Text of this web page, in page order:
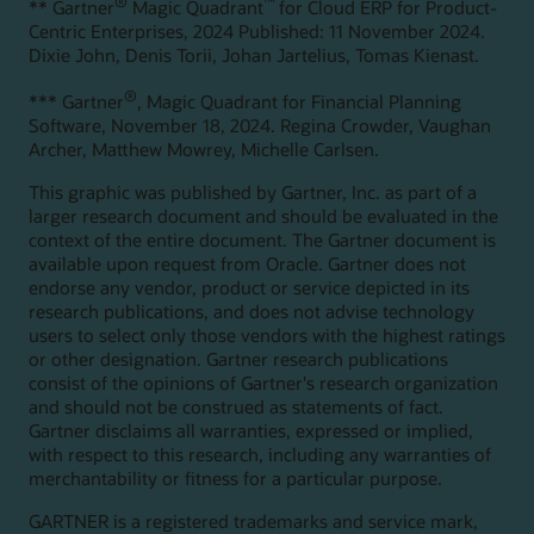
** Gartner
Magic Quadrant
for Cloud ERP for Product-
Centric Enterprises, 2024 Published: 11 November 2024.
Dixie John, Denis Torii, Johan Jartelius, Tomas Kienast.
*** Gartner®, Magic Quadrant for Financial Planning
Software, November 18, 2024. Regina Crowder, Vaughan
Archer, Matthew Mowrey, Michelle Carlsen.
This graphic was published by Gartner, Inc. as part of a
larger research document and should be evaluated in the
context of the entire document. The Gartner document is
available upon request from Oracle. Gartner does not
endorse any vendor, product or service depicted in its
research publications, and does not advise technology
users to select only those vendors with the highest ratings
or other designation. Gartner research publications
consist of the opinions of Gartner's research organization
and should not be construed as statements of fact.
Gartner disclaims all warranties, expressed or implied,
with respect to this research, including any warranties of
merchantability or fitness for a particular purpose.
GARTNER is a registered trademarks and service mark,